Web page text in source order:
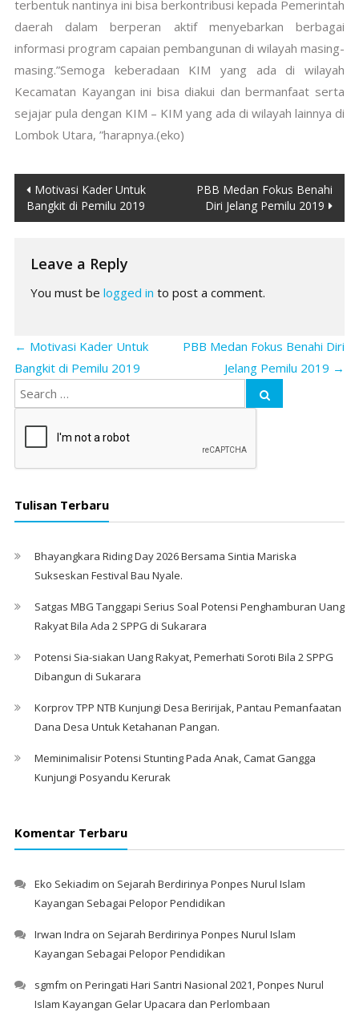
terbentuk nantinya ini bisa berkontribusi kepada Pemerintah
daerah dalam berperan aktif menyebarkan berbagai
informasi program capaian pembangunan di wilayah masing-
masing.”Semoga keberadaan KIM yang ada di wilayah
Kecamatan Kayangan ini bisa diakui dan bermanfaat serta
sejajar pula dengan KIM – KIM yang ada di wilayah lainnya di
Lombok Utara, ”harapnya.(eko)
Post
navigation
Motivasi Kader Untuk
Bangkit di Pemilu 2019
PBB Medan Fokus Benahi
Diri Jelang Pemilu 2019
Leave a Reply
You must be logged in to post a comment.
← Motivasi Kader Untuk
Bangkit di Pemilu 2019
PBB Medan Fokus Benahi Diri
Jelang Pemilu 2019 →
Tulisan Terbaru
Bhayangkara Riding Day 2026 Bersama Sintia Mariska
Sukseskan Festival Bau Nyale. ‎
Satgas MBG Tanggapi Serius Soal Potensi Penghamburan Uang
Rakyat Bila Ada 2 SPPG di Sukarara
Potensi Sia-siakan Uang Rakyat, Pemerhati Soroti Bila 2 SPPG
Dibangun di Sukarara
Korprov TPP NTB Kunjungi Desa Beririjak, Pantau Pemanfaatan
Dana Desa Untuk Ketahanan Pangan.
Meminimalisir Potensi Stunting Pada Anak, Camat Gangga
Kunjungi Posyandu Kerurak
Komentar Terbaru
Eko Sekiadim on Sejarah Berdirinya Ponpes Nurul Islam
Kayangan Sebagai Pelopor Pendidikan
Irwan Indra on Sejarah Berdirinya Ponpes Nurul Islam
Kayangan Sebagai Pelopor Pendidikan
sgmfm on Peringati Hari Santri Nasional 2021, Ponpes Nurul
Islam Kayangan Gelar Upacara dan Perlombaan